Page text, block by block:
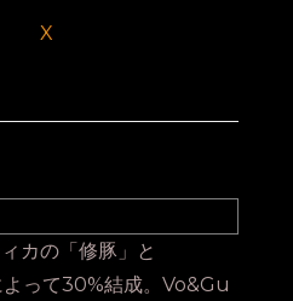
X
カの「修豚」と
よって30%結成。Vo&Gu